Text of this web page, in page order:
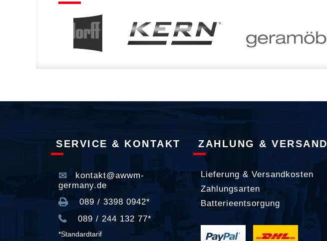
SERVICE & KONTAKT
kontakt@awwm-
germany.de
089 / 3398 0942*
089 / 244 132 77*
*Standardtarif
ZAHLUNG & VERSAND
Lieferung & Versandkosten
Zahlungsarten
Batterieentsorgung